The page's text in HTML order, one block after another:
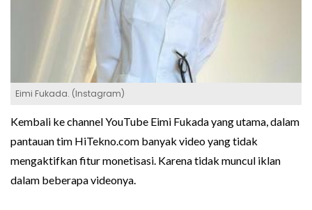
Eimi Fukada. (Instagram)
Kembali ke channel YouTube Eimi Fukada yang utama, dalam
pantauan tim HiTekno.com banyak video yang tidak
mengaktifkan fitur monetisasi. Karena tidak muncul iklan
dalam beberapa videonya.